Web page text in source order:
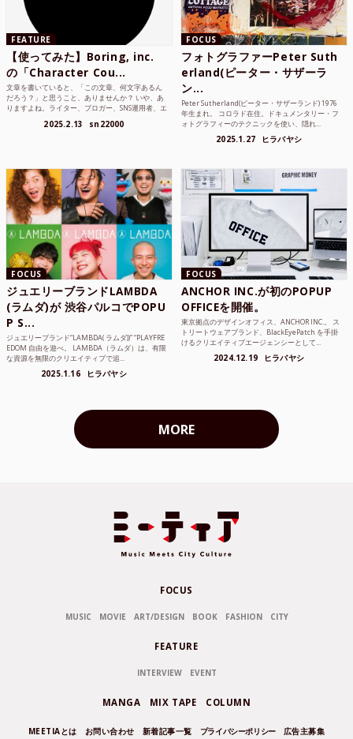
FEATURE
【使ってみた】Boring, inc.
の「Character Cou...
文章を書いていると、「この文章、何文字あるん
だろう？」と思うこと、ありませんか？ いや、あ
りますよね。ライター、ブロガー、SNS運用者、エ
2025.2.13 sn22000
FOCUS
フォトグラファーPeter Suth
erland(ピーター・サザーラ
ン...
Peter Sutherland(ピーター・サザーランド) 1976
年生まれ。 コロラド在住。ドキュメンタリー・フ
ォトグラフィーのテクニックを使い、隠れ...
2025.1.27 ヒラバヤシ
FOCUS
ジュエリーブランドLAMBDA
(ラムダ)が 渋谷パルコでPOPU
P S...
ジュエリーブランド“LAMBDA( ラムダ))” “PLAYFRE
EDOM 自由を遊べ。 LAMBDA（ラムダ）は、有限
な資源を無限のクリエイティブで追...
2025.1.16 ヒラバヤシ
FOCUS
ANCHOR INC.が初のPOPUP
OFFICEを開催。
東京拠点のデザインオフィス、ANCHOR INC.。 ス
トリートウェアブランド、BlackEyePatch を手掛
けるクリエイティブエージェンシーとして...
2024.12.19 ヒラバヤシ
MORE
FOCUS
MUSIC MOVIE ART/DESIGN BOOK FASHION CITY
FEATURE
INTERVIEW EVENT
MANGA MIX TAPE COLUMN
MEETIAとは お問い合わせ 新着記事一覧 プライバシーポリシー 広告主募集